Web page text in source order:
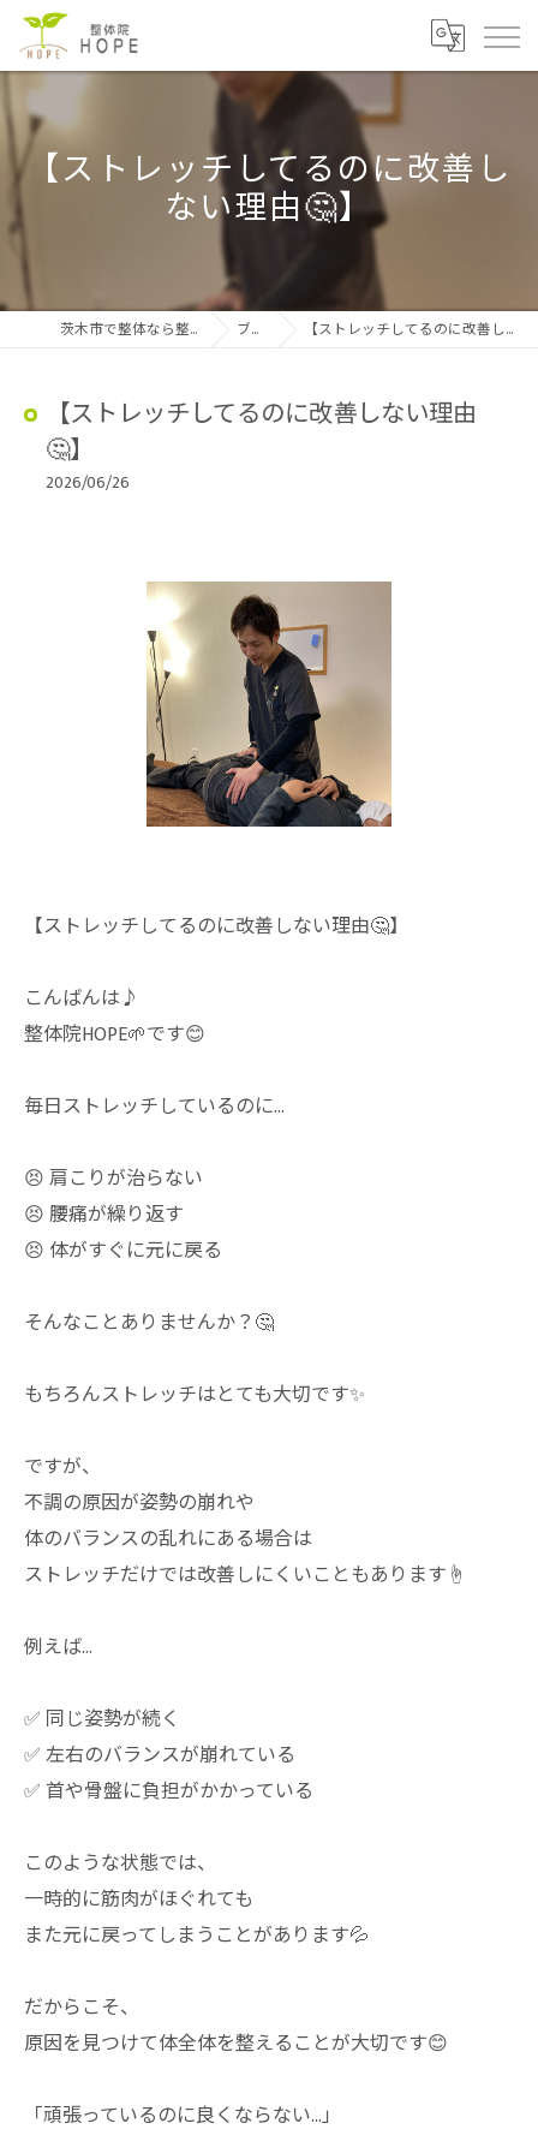
【ストレッチしてるのに改善し
ない理由🤔】
茨木市で整体なら整体院HOPE ブログ 【ストレッチしてるのに改善しない理由🤔】
【ストレッチしてるのに改善しない理由
🤔】
2026/06/26
【ストレッチしてるのに改善しない理由🤔】
こんばんは♪
整体院HOPE🌱です😊
毎日ストレッチしているのに…
😣 肩こりが治らない
😣 腰痛が繰り返す
😣 体がすぐに元に戻る
そんなことありませんか？🤔
もちろんストレッチはとても大切です✨
ですが、
不調の原因が姿勢の崩れや
体のバランスの乱れにある場合は
ストレッチだけでは改善しにくいこともあります☝️
例えば…
✅ 同じ姿勢が続く
✅ 左右のバランスが崩れている
✅ 首や骨盤に負担がかかっている
このような状態では、
一時的に筋肉がほぐれても
また元に戻ってしまうことがあります💦
だからこそ、
原因を見つけて体全体を整えることが大切です😊
「頑張っているのに良くならない…」